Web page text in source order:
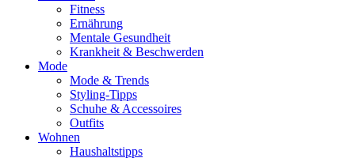
Fitness
Ernährung
Mentale Gesundheit
Krankheit & Beschwerden
Mode
Mode & Trends
Styling-Tipps
Schuhe & Accessoires
Outfits
Wohnen
Haushaltstipps